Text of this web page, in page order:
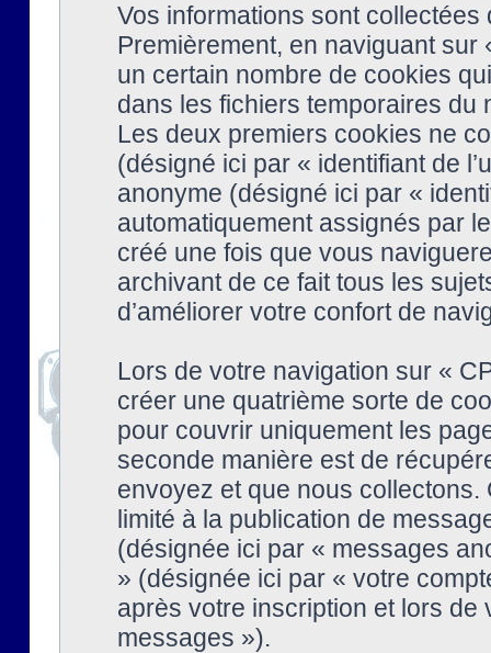
Vos informations sont
Premièrement, en naviguant
un certain nombre de cookies
dans les fichiers temporaires du
Les deux premiers cookies ne
(désigné ici par « identifiant de
anonyme (désigné ici par «
automatiquement assignés par
créé une fois que vous
archivant de ce fait tous les
d’améliorer votre confort de
Lors de votre navigation sur «
créer une quatrième sorte de
pour couvrir uniquement les
seconde manière est de
envoyez et que nous collectons.
limité à la publication de
(désignée ici par « messages
» (désignée ici par « votre
après votre inscription et lors
messages »).